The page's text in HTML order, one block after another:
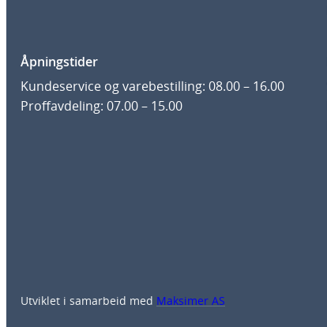
Åpningstider
Kundeservice og varebestilling: 08.00 – 16.00
Proffavdeling: 07.00 – 15.00
Utviklet i samarbeid med Maksimer AS